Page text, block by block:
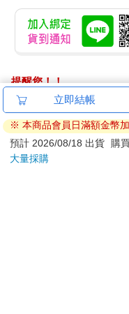
提醒您！！
金石堂及銀行均不會請
ATM提款機，請不要聽
退換貨須知：
**提醒您，鑑賞期不等於